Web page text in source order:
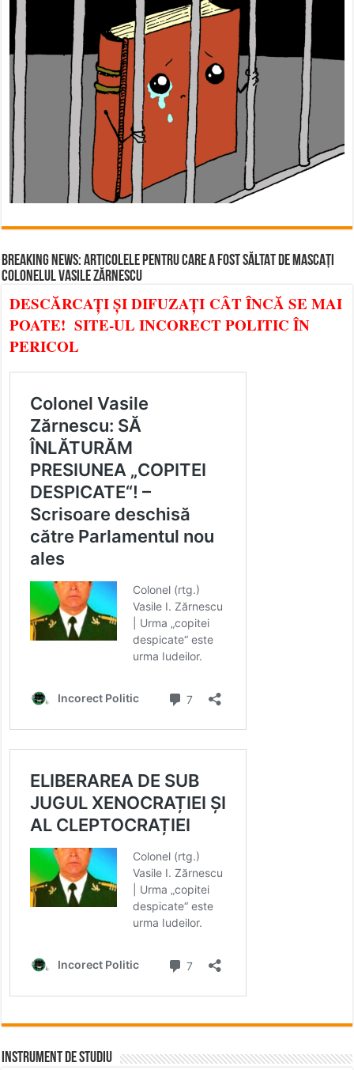
BREAKING NEWS: ARTICOLELE PENTRU CARE A FOST SĂLTAT DE MASCAȚI
COLONELUL VASILE ZĂRNESCU
DESCĂRCAȚI ȘI DIFUZAȚI CÂT ÎNCĂ SE MAI
POATE! SITE-UL INCORECT POLITIC ÎN
PERICOL
INSTRUMENT DE STUDIU